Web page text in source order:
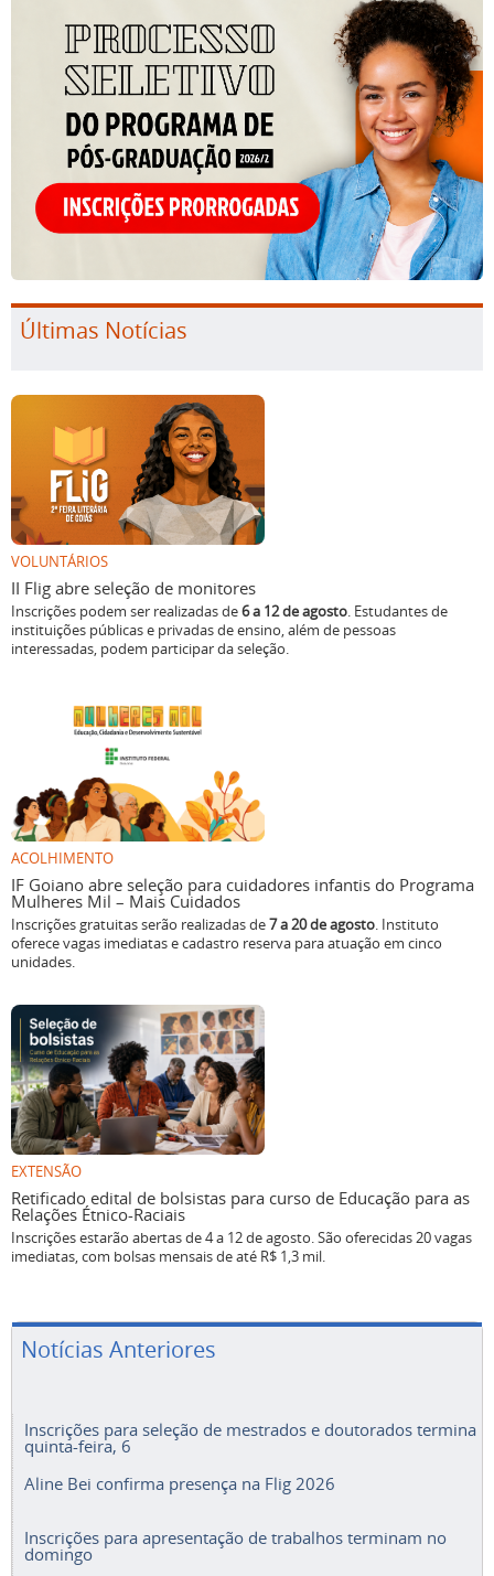
Últimas Notícias
VOLUNTÁRIOS
II Flig abre seleção de monitores
Inscrições podem ser realizadas de6 a 12 de agosto. Estudantes de
instituições públicas e privadas de ensino, além de pessoas
interessadas, podem participar da seleção.
ACOLHIMENTO
IF Goiano abre seleção para cuidadores infantis do Programa
Mulheres Mil – Mais Cuidados
Inscrições gratuitas serão realizadas de7 a 20 de agosto. Instituto
oferece vagas imediatas e cadastro reserva para atuação em cinco
unidades.
EXTENSÃO
Retificado edital de bolsistas para curso de Educação para as
Relações Étnico-Raciais
Inscrições estarão abertas de 4 a 12 de agosto. São oferecidas 20 vagas
imediatas, com bolsas mensais de até R$ 1,3 mil.
Notícias Anteriores
Inscrições para seleção de mestrados e doutorados termina
quinta-feira, 6
Aline Bei confirma presença na Flig 2026
Inscrições para apresentação de trabalhos terminam no
domingo